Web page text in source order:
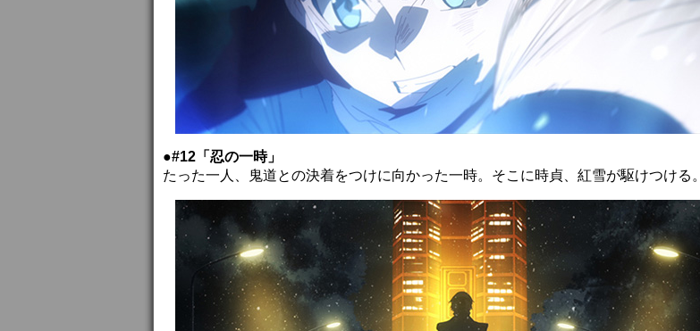
●#12「忍の一時」
たった一人、鬼道との決着をつけに向かった一時。そこに時貞、紅雪が駆けつける。